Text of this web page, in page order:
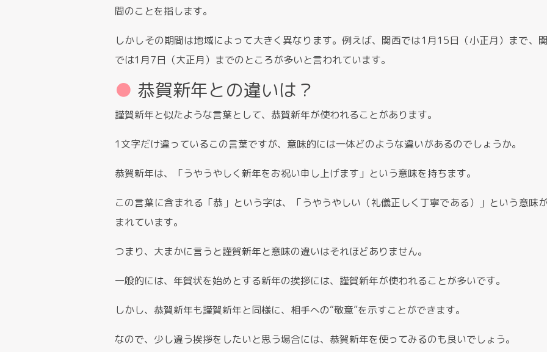
間のことを指します。
しかしその期間は地域によって大きく異なります。例えば、関西では1月15日（小正月）まで、
では1月7日（大正月）までのところが多いと言われています。
恭賀新年との違いは？
謹賀新年と似たような言葉として、恭賀新年が使われることがあります。
1文字だけ違っているこの言葉ですが、意味的には一体どのような違いがあるのでしょうか。
恭賀新年は、「うやうやしく新年をお祝い申し上げます」という意味を持ちます。
この言葉に含まれる「恭」という字は、「うやうやしい（礼儀正しく丁寧である）」という意味
まれています。
つまり、大まかに言うと謹賀新年と意味の違いはそれほどありません。
一般的には、年賀状を始めとする新年の挨拶には、謹賀新年が使われることが多いです。
しかし、恭賀新年も謹賀新年と同様に、相手への“敬意”を示すことができます。
なので、少し違う挨拶をしたいと思う場合には、恭賀新年を使ってみるのも良いでしょう。